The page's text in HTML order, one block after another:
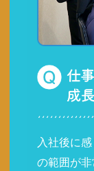
入社後に
の範囲が